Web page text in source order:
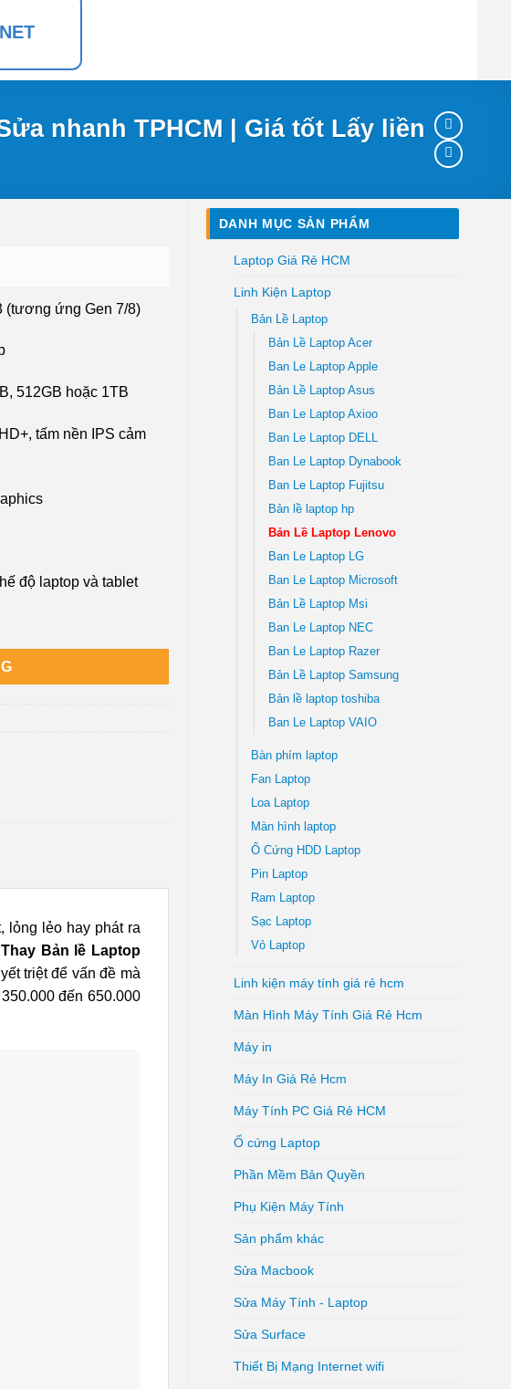
nhanh TPHCM | Giá tốt Lấy liền
DANH MỤC SẢN PHẨM
Laptop Giá Rẻ HCM
Linh Kiện Laptop
Bản Lề Laptop
Bản Lề Laptop Acer
Ban Le Laptop Apple
Bản Lề Laptop Asus
Ban Le Laptop Axioo
Ban Le Laptop DELL
Ban Le Laptop Dynabook
Ban Le Laptop Fujitsu
Bản lề laptop hp
Bản Lề Laptop Lenovo
Ban Le Laptop LG
Ban Le Laptop Microsoft
Bản Lề Laptop Msi
Ban Le Laptop NEC
Ban Le Laptop Razer
Bản Lề Laptop Samsung
Bản lề laptop toshiba
Ban Le Laptop VAIO
Bàn phím laptop
Fan Laptop
Loa Laptop
Màn hình laptop
Ổ Cứng HDD Laptop
Pin Laptop
Ram Laptop
Sạc Laptop
Vỏ Laptop
Linh kiện máy tính giá rẻ hcm
Màn Hình Máy Tính Giá Rẻ Hcm
Máy in
Máy In Giá Rẻ Hcm
Máy Tính PC Giá Rẻ HCM
Ổ cứng Laptop
Phần Mềm Bản Quyền
Phụ Kiện Máy Tính
Sản phẩm khác
Sửa Macbook
Sửa Máy Tính - Laptop
Sửa Surface
Thiết Bị Mạng Internet wifi
(tương ứng Gen 7/8)
512GB hoặc 1TB
tấm nền IPS cảm
độ laptop và tablet
Sửa nhanh TPHCM | Giá tốt Lấy liền số lượng
lỏng lẻo hay phát ra
Thay Bản lề Laptop
triệt để vấn đề mà
đến 650.000